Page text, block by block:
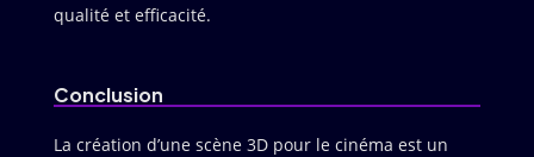
qualité et efficacité.
Conclusion
La création d’une scène 3D pour le cinéma est un